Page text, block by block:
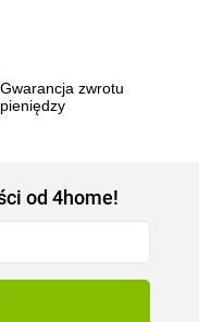
Gwarancja zwrotu
pieniędzy
od 4home!